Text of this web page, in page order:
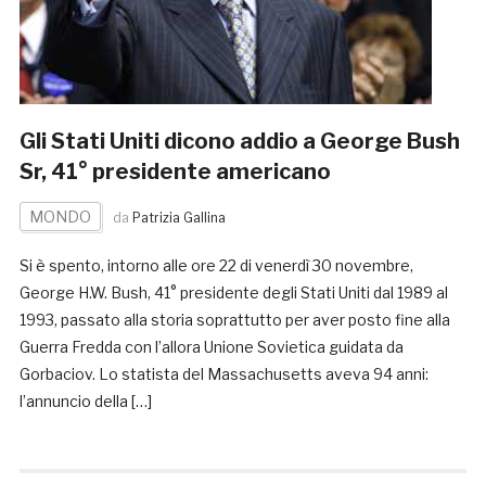
Gli Stati Uniti dicono addio a George Bush
Sr, 41° presidente americano
MONDO da Patrizia Gallina
Si è spento, intorno alle ore 22 di venerdì 30 novembre,
George H.W. Bush, 41° presidente degli Stati Uniti dal 1989 al
1993, passato alla storia soprattutto per aver posto fine alla
Guerra Fredda con l’allora Unione Sovietica guidata da
Gorbaciov. Lo statista del Massachusetts aveva 94 anni:
l’annuncio della […]